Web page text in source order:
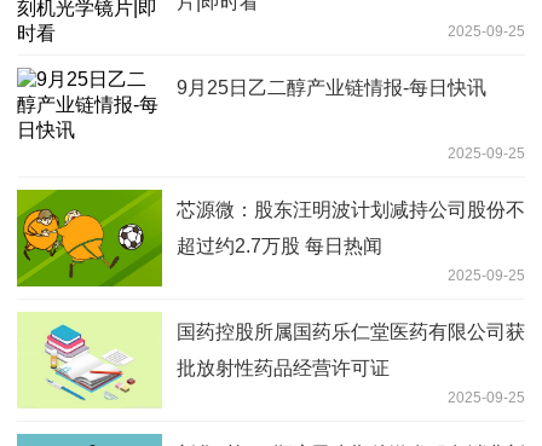
2025-09-25
9月25日乙二醇产业链情报-每日快讯
2025-09-25
芯源微：股东汪明波计划减持公司股份不
超过约2.7万股 每日热闻
2025-09-25
国药控股所属国药乐仁堂医药有限公司获
批放射性药品经营许可证
2025-09-25